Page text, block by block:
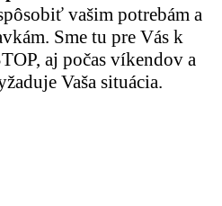
vašim potrebám a
Sme tu pre Vás k
aj počas víkendov a
Vaša situácia.